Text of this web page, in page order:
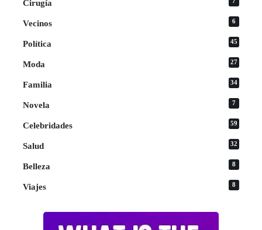
Cirugía
Vecinos 6
Política 45
Moda 27
Familia 34
Novela 7
Celebridades 59
Salud 32
Belleza 8
Viajes 8